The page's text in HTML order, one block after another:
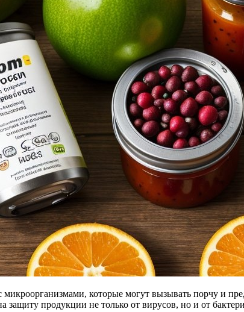
которые могут вызывать порчу и
продукции не только от вирусов, но и от